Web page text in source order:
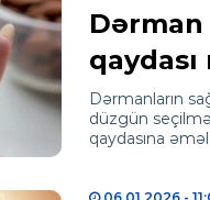
Dərman
Dərmanların
düzgün
qaydasına
06.01.2026 -